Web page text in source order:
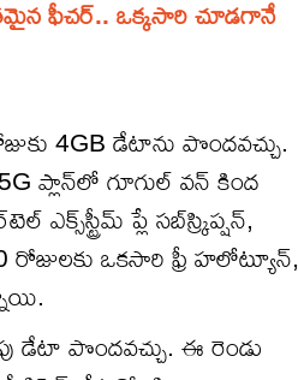
ఫీచర్.. ఒక్కసారి చూడగానే
4GB డేటాను పొందవచ్చు.
ప్లాన్‌లో గూగుల్ వన్ కింద
ప్లే సబ్‌స్క్రిప్షన్,
రోజులకు ఒకసారి ఫ్రీ హలోట్యూన్,
డేటా పొందవచ్చు. ఈ రెండు